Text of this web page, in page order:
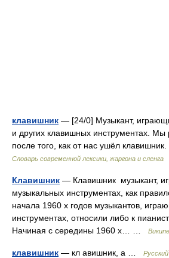
клавишник — [24/0] Музыкант,
и других клавишных инструментах. Мы
после того, как от нас ушёл
Cловарь современной лексики, жаргона и сленга
Клавишник — Клавишник музыкант,
музыкальных инструментах, как
начала 1960 х годов музыкантов,
инструментах, относили либо к
Начиная с середины 1960 х… …
клавишник — кл авишник, а …